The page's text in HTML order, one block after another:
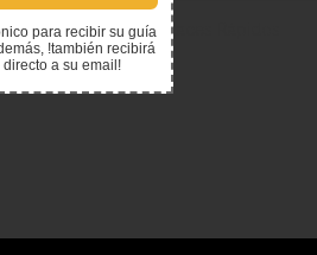
Enlaces Rápidos